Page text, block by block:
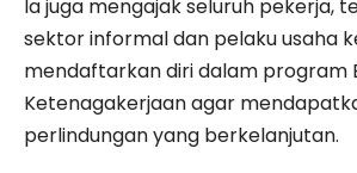
Ia juga mengajak seluruh pekerja,
sektor informal dan pelaku usaha
mendaftarkan diri dalam program
Ketenagakerjaan agar
perlindungan yang berkelanjutan.